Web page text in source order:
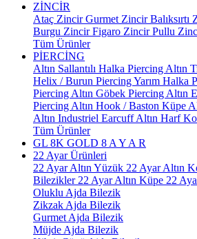
ZİNCİR
Ataç ZincirGurmet ZincirBalıksırtı
Burgu ZincirFigaro ZincirPullu
Tüm Ürünler
PİERCİNG
Altın Sallantılı Halka Piercing Altın
Helix / Burun PiercingYarım Halka
Piercing Altın Göbek Piercing Altın
Piercing Altın Hook / Baston Küpe
Altın Industriel EarcuffAltın Harf
Tüm Ürünler
GL 8K GOLD 8 A Y A R
22 Ayar Ürünleri
22 Ayar Altın Yüzük 22 Ayar Altın
Bilezikler 22 Ayar Altın Küpe 22
Oluklu Ajda Bilezik
Zikzak Ajda Bilezik
Gurmet Ajda Bilezik
Müjde Ajda Bilezik